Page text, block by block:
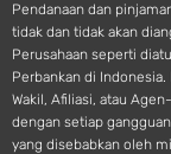
Pendanaan dan
tidak dan tidak akan
Perusahaan seperti
Perbankan di Indonesia.
Wakil, Afiliasi, atau
dengan setiap
yang disebabkan oleh